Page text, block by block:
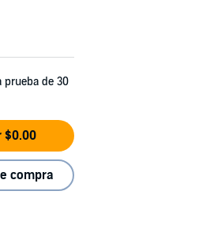
prueba de 30
$0.00
compra